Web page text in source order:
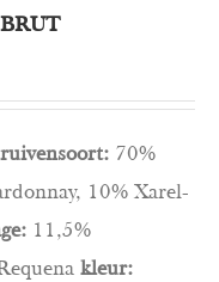
70%
10% Xarel-
11,5%
kleur: